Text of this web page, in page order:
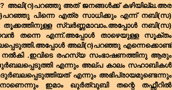
അലി(റ)പറഞ്ഞു അത് ജനങ്ങൾക്ക് കഴിയില്ല.അര
പിന്നെ എത്ര സാധിക്കും എന്ന് നബി(സ)
സ്വർണ്ണമാവാം.അപ്പോൾ നബി(സ)
തന്നെ എന്ന്.അപ്പോൾ താഴെയുള്ള സൂക്തം
അലി(റ)പറഞ്ഞു എന്നെക്കൊണ്ട്
.ഇവിടെ രഹസ്യ സംഭാഷണത്തിനു ആരും
എന്നും അല്പ കാലം സഹാബികൾ
എന്നും അഭിപ്രായമുണ്ടെന്നും
ഇമാം ഖുർത്വുബി തന്റെ തഫ്സീറിൽ